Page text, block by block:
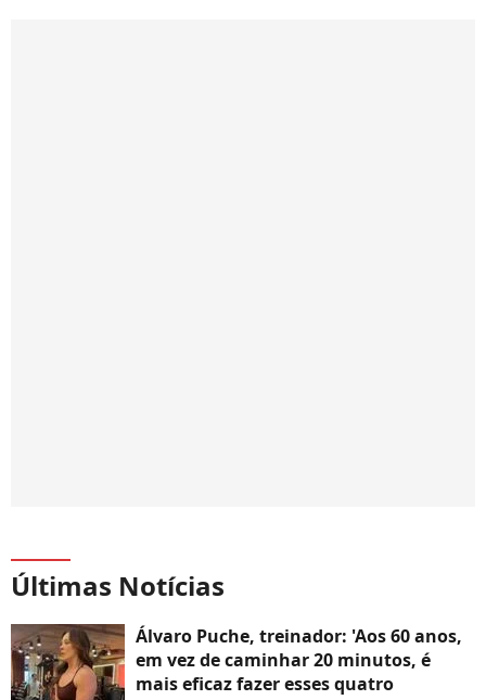
Últimas Notícias
Álvaro Puche, treinador: 'Aos 60 anos,
em vez de caminhar 20 minutos, é
mais eficaz fazer esses quatro